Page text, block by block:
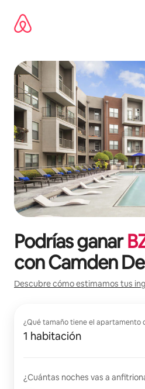
contenido
Podrías ganar
conCamden
Descubre cómo estimamos tus
¿Qué tamaño tiene el apartamento
1 habitación
¿Cuántas noches vas a